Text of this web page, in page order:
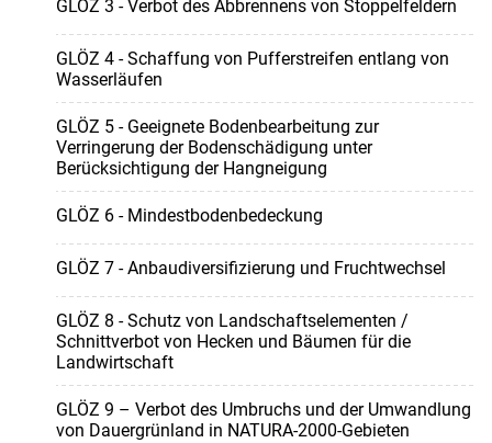
GLÖZ 3 - Verbot des Abbrennens von Stoppelfeldern
GLÖZ 4 - Schaffung von Pufferstreifen entlang von
Wasserläufen
GLÖZ 5 - Geeignete Bodenbearbeitung zur
Verringerung der Bodenschädigung unter
Berücksichtigung der Hangneigung
GLÖZ 6 - Mindestbodenbedeckung
GLÖZ 7 - Anbaudiversifizierung und Fruchtwechsel
GLÖZ 8 - Schutz von Landschaftselementen /
Schnittverbot von Hecken und Bäumen für die
Landwirtschaft
GLÖZ 9 – Verbot des Umbruchs und der Umwandlung
von Dauergrünland in NATURA-2000-Gebieten